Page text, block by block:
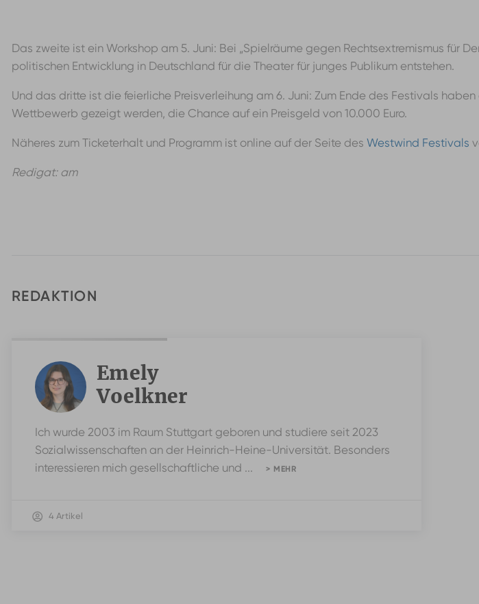
Das zweite ist ein Workshop am 5. Juni: Bei „Spielräume gegen Rechtsextremismus für
politischen Entwicklung in Deutschland für die Theater für junges Publikum entstehen.
Und das dritte ist die feierliche Preisverleihung am 6. Juni: Zum Ende des Festivals
Wettbewerb gezeigt werden, die Chance auf ein Preisgeld von 10.000 Euro.
Näheres zum Ticketerhalt und Programm ist online auf der Seite des Westwind Festivals
Redigat: am
REDAKTION
Emely
Voelkner
Ich wurde 2003 im Raum Stuttgart geboren und studiere seit 2023
Sozialwissenschaften an der Heinrich-Heine-Universität. Besonders
interessieren mich gesellschaftliche und ...
> MEHR
4 Artikel